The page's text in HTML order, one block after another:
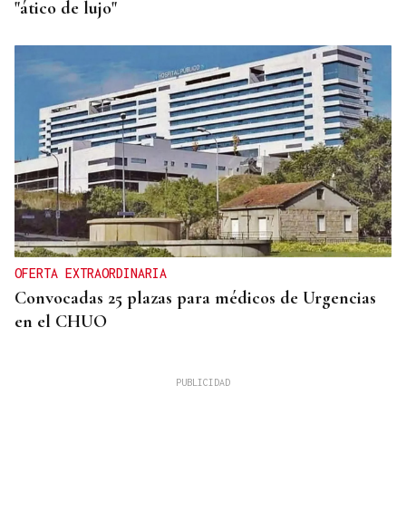
"ático de lujo"
OFERTA EXTRAORDINARIA
Convocadas 25 plazas para médicos de Urgencias
en el CHUO